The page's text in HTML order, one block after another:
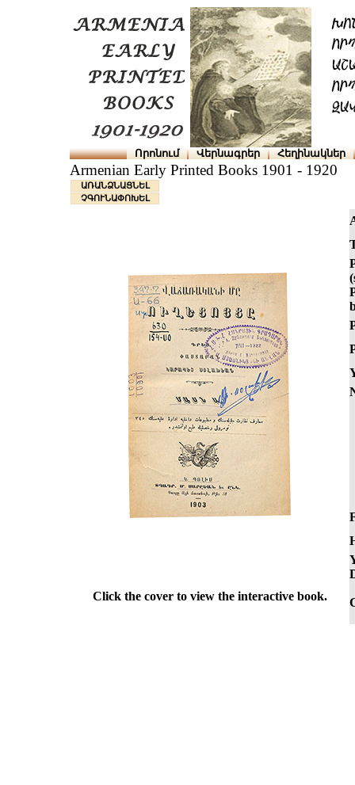
Որոնում Վերնագրեր Հեղինակներ
Armenian Early Printed Books 1901 - 1920
ԱՌԱՆՁՆԱՑՆԵԼ
ՉԳՈՒՆԱՓՈԽԵԼ
Click the cover to view the interactive book.